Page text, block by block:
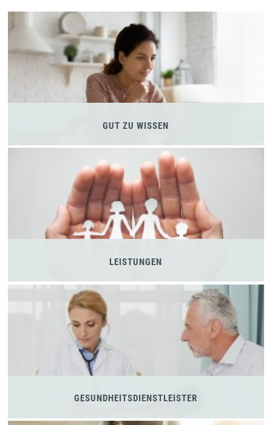
GUT ZU WISSEN
LEISTUNGEN
GESUNDHEITSDIENSTLEISTER